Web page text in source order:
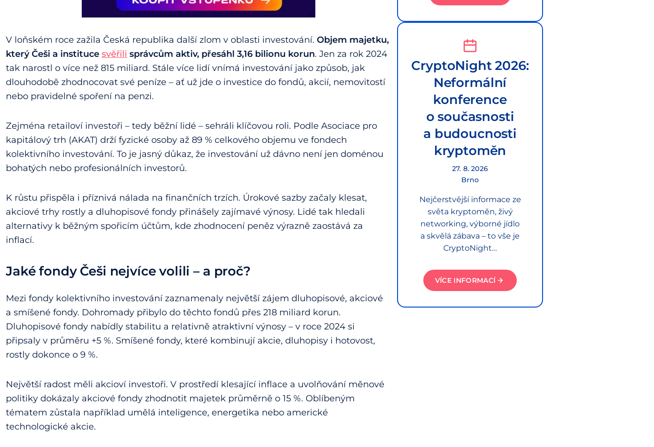
V loňském roce zažila Česká republika další zlom v oblasti investování. Objem majetku,
který Češi a instituce svěřili správcům aktiv, přesáhl 3,16 bilionu korun. Jen za rok 2024
tak narostl o více než 815 miliard. Stále více lidí vnímá investování jako způsob, jak
dlouhodobě zhodnocovat své peníze – ať už jde o investice do fondů, akcií, nemovitostí
nebo pravidelné spoření na penzi.
Zejména retailoví investoři – tedy běžní lidé – sehráli klíčovou roli. Podle Asociace pro
kapitálový trh (AKAT) drží fyzické osoby až 89 % celkového objemu ve fondech
kolektivního investování. To je jasný důkaz, že investování už dávno není jen doménou
bohatých nebo profesionálních investorů.
K růstu přispěla i příznivá nálada na finančních trzích. Úrokové sazby začaly klesat,
akciové trhy rostly a dluhopisové fondy přinášely zajímavé výnosy. Lidé tak hledali
alternativy k běžným spořicím účtům, kde zhodnocení peněz výrazně zaostává za
inflací.
Jaké fondy Češi nejvíce volili – a proč?
Mezi fondy kolektivního investování zaznamenaly největší zájem dluhopisové, akciové
a smíšené fondy. Dohromady přibylo do těchto fondů přes 218 miliard korun.
Dluhopisové fondy nabídly stabilitu a relativně atraktivní výnosy – v roce 2024 si
připsaly v průměru +5 %. Smíšené fondy, které kombinují akcie, dluhopisy i hotovost,
rostly dokonce o 9 %.
Největší radost měli akcioví investoři. V prostředí klesající inflace a uvolňování měnové
politiky dokázaly akciové fondy zhodnotit majetek průměrně o 15 %. Oblíbeným
tématem zůstala například umělá inteligence, energetika nebo americké
technologické akcie.
CryptoNight 2026:
Neformální
konference
o současnosti
a budoucnosti
kryptoměn
27. 8. 2026
Brno
Nejčerstvější informace ze
světa kryptoměn, živý
networking, výborné jídlo
a skvělá zábava – to vše je
CryptoNight…
VÍCE INFORMACÍ